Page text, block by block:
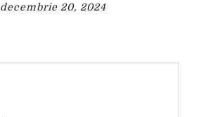
decembrie 20, 2024